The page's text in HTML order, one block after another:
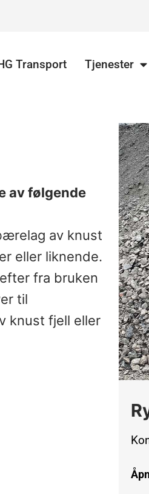
Transport Tjenester
av følgende
av knust
eller liknende.
fra bruken
til
knust fjell eller